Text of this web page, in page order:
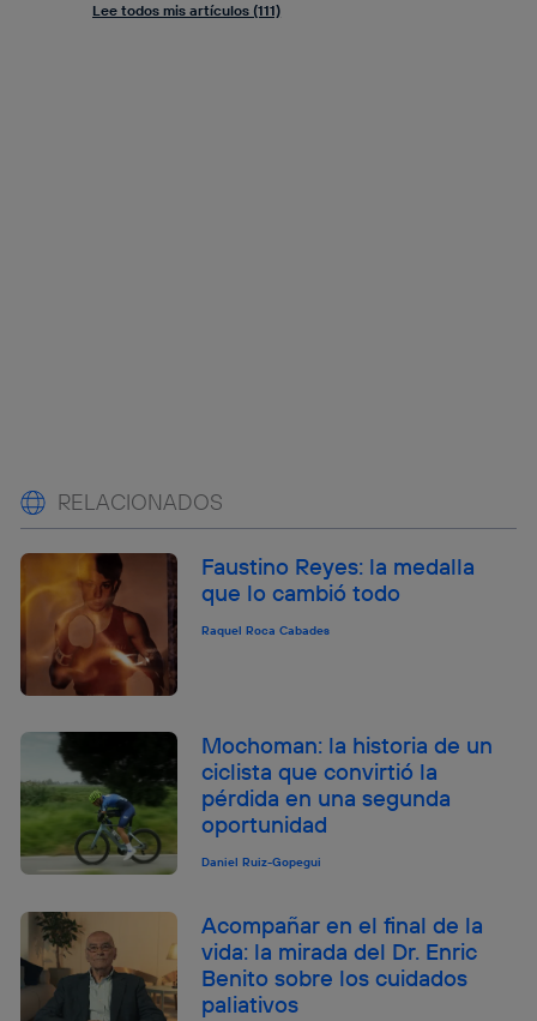
Lee todos mis artículos (111)
RELACIONADOS
Faustino Reyes: la medalla
que lo cambió todo
Raquel Roca Cabades
Mochoman: la historia de un
ciclista que convirtió la
pérdida en una segunda
oportunidad
Daniel Ruiz-Gopegui
Acompañar en el final de la
vida: la mirada del Dr. Enric
Benito sobre los cuidados
paliativos